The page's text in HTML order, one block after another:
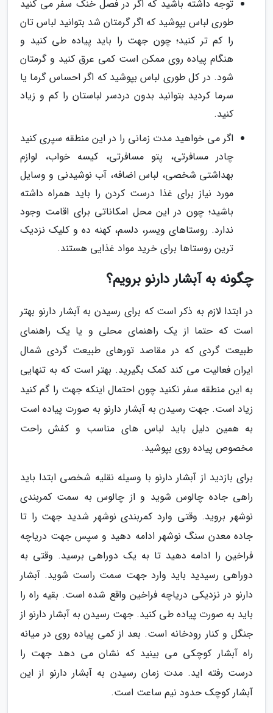
توجه داشته باشید که اگر در فصل خنک سفر می کنید
طوری لباس بپوشید که اگر گرمتان شد بتوانید لباس تان
را کم تر کنید؛ چون جهت را باید پیاده طی کنید و
هنگام پیاده روی ممکن است کمی عرق کنید و گرمتان
شود. در کل طوری لباس بپوشید که اگر احساس گرما یا
سرما کردید بتوانید بدون دردسر لباستان را کم و زیاد
کنید.
اگر می خواهید مدت زمانی را در این منطقه سپری کنید
چادر مسافرتی، پتو مسافرتی، کیسه خواب، لوازم
بهداشتی شخصی، لباس اضافه، آب نوشیدنی و وسایل
مورد نیاز برای غذا درست کردن را باید همراه داشته
باشید؛ چون در این محل امکاناتی برای اقامت وجود
ندارد. روستاهای ویسر، دلسم، کهنه ده و کلیک نزدیک
ترین روستاها برای خرید مواد غذایی هستند.
چگونه به آبشار دارنو برویم؟
در ابتدا لازم به ذکر است که برای رسیدن به آبشار دارنو بهتر
است که حتما از یک راهنمای محلی و یا یک راهنمای
طبیعت گردی که در مقاصد تورهای طبیعت گردی شمال
ایران فعالیت می کند کمک بگیرید. بهتر است که به تنهایی
به این منطقه سفر نکنید چون احتمال اینکه جهت را گم کنید
زیاد است. جهت رسیدن به آبشار دارنو به صورت پیاده است
به همین دلیل باید لباس های مناسب و کفش راحت
مخصوص پیاده روی بپوشید.
برای بازدید از آبشار دارنو با وسیله نقلیه شخصی ابتدا باید
راهی جاده چالوس شوید و از چالوس به سمت کمربندی
نوشهر بروید. وقتی وارد کمربندی نوشهر شدید جهت را تا
جاده معدن سنگ نوشهر ادامه دهید و سپس جهت دریاچه
فراخین را ادامه دهید تا به یک دوراهی برسید. وقتی به
دوراهی رسیدید باید وارد جهت سمت راست شوید. آبشار
دارنو در نزدیکی دریاچه فراخین واقع شده است. بقیه راه را
باید به صورت پیاده طی کنید. جهت رسیدن به آبشار دارنو از
جنگل و کنار رودخانه است. بعد از کمی پیاده روی در میانه
راه آبشار کوچکی می بینید که نشان می دهد جهت را
درست رفته اید. مدت زمان رسیدن به آبشار دارنو از این
آبشار کوچک حدود نیم ساعت است.